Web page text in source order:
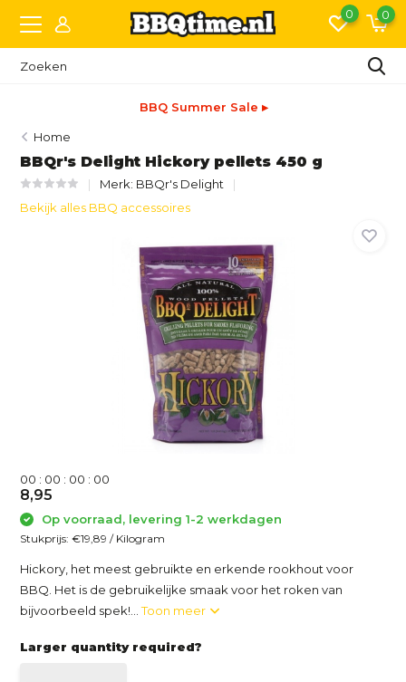
0 0
BBQ Summer Sale ▸
Home
BBQr's Delight Hickory pellets 450 g
Merk: BBQr's Delight
Bekijk alles BBQ accessoires
00 : 00 : 00 : 00
8,95
Op voorraad, levering 1-2 werkdagen
Stukprijs:€19,89 / Kilogram
Hickory, het meest gebruikte en erkende rookhout voor
BBQ. Het is de gebruikelijke smaak voor het roken van
bijvoorbeeld spek!...Toon meer
Larger quantity required?